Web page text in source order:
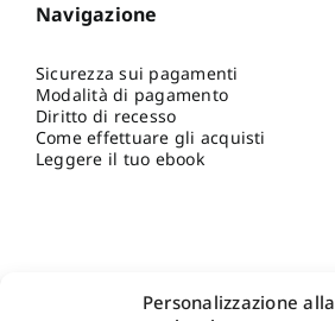
Personalizzazione alla
Navigazione
Sicurezza sui pagamenti
Modalità di pagamento
Diritto di recesso
Come effettuare gli acquisti
Leggere il tuo ebook